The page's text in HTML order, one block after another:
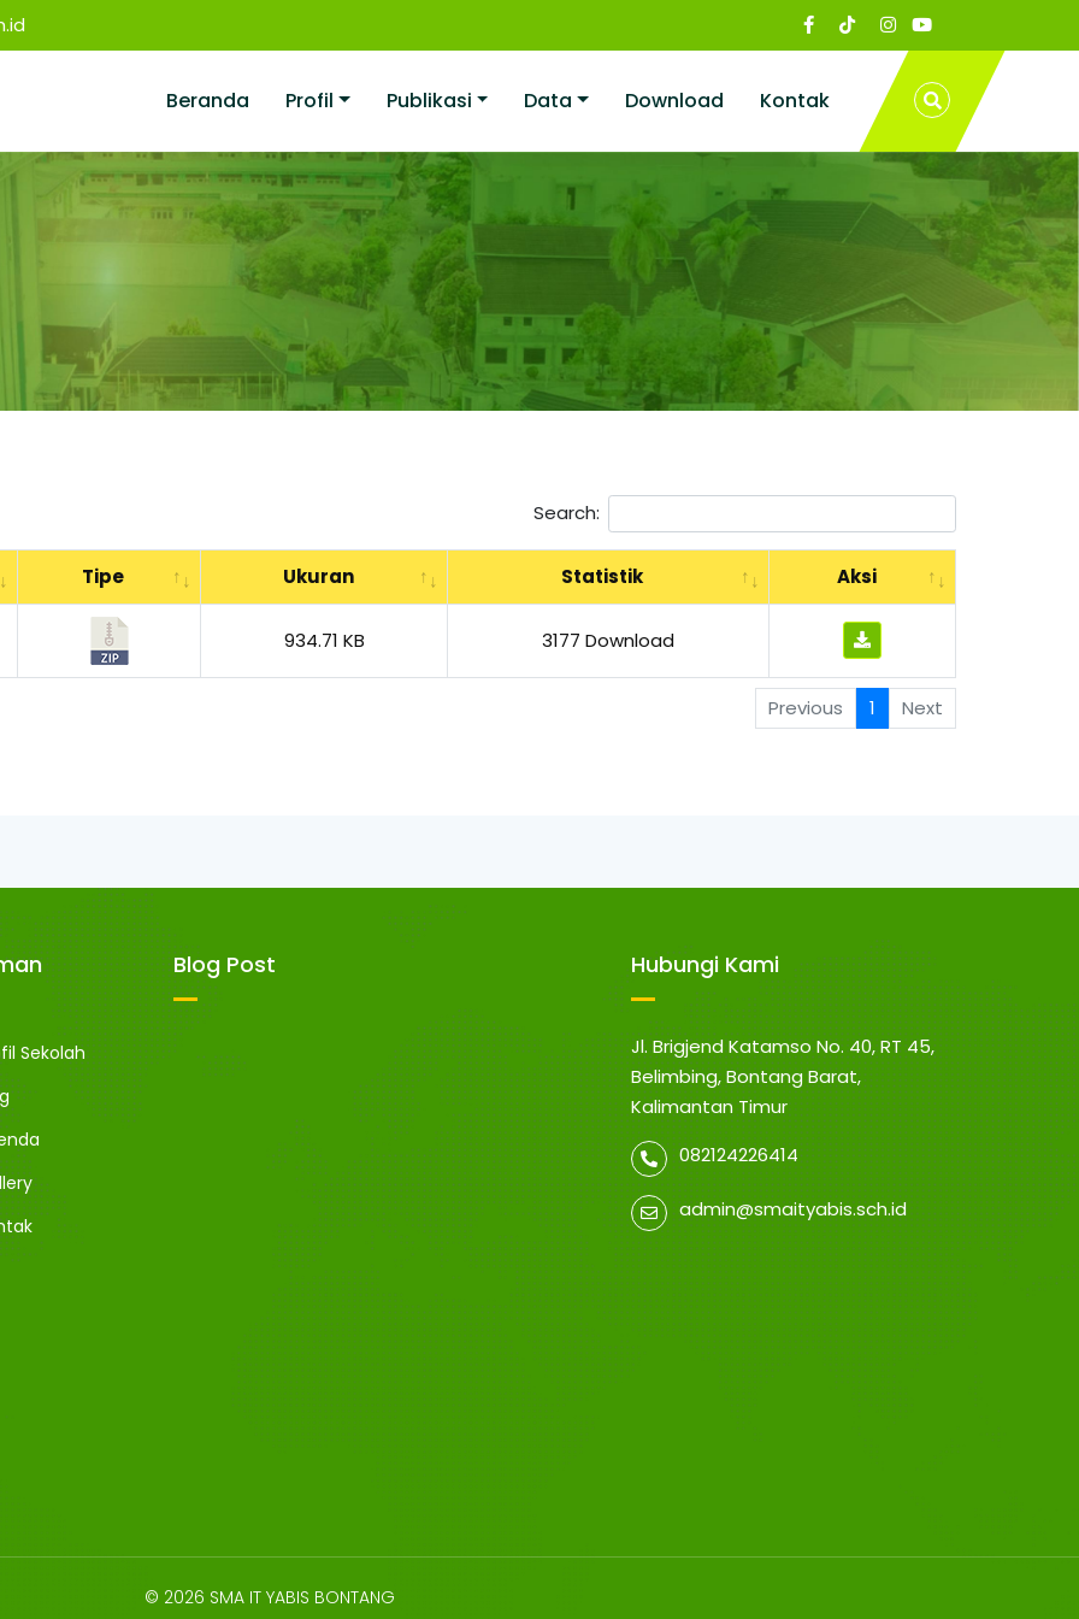
Beranda Profil Publikasi Data Download Kontak
Search:
Tipe Ukuran Statistik Aksi
934.71 KB 3177 Download
Previous 1 Next
Sekolah
Blog Post Hubungi Kami
Jl. Brigjend Katamso No. 40, RT 45,
Belimbing, Bontang Barat,
Kalimantan Timur
082124226414
admin@smaityabis.sch.id
© 2026 SMA IT YABIS BONTANG